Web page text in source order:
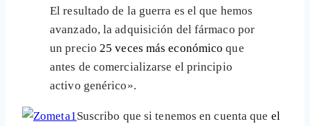
El resultado de la guerra es el que hemos
avanzado, la adquisición del fármaco por
un precio25 veces más económico que
antes de comercializarse el principio
activo genérico».
Suscribo que si tenemos en cuenta que el